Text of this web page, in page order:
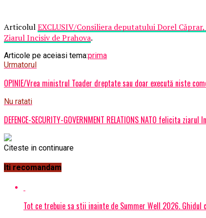
ArticolulEXCLUSIV/Consiliera deputatului Dorel
Ziarul Incisiv de Prahova.
Articole pe aceiasi tema:prima
Urmatorul
OPINIE/Vrea ministrul Toader dreptate sau doar execută niste
Nu ratati
DEFENCE-SECURITY-GOVERNMENT RELATIONS NATO felicita
Citeste in continuare
Iti recomandam
Tot ce trebuie sa stii inainte de Summer Well 2026. Ghidul